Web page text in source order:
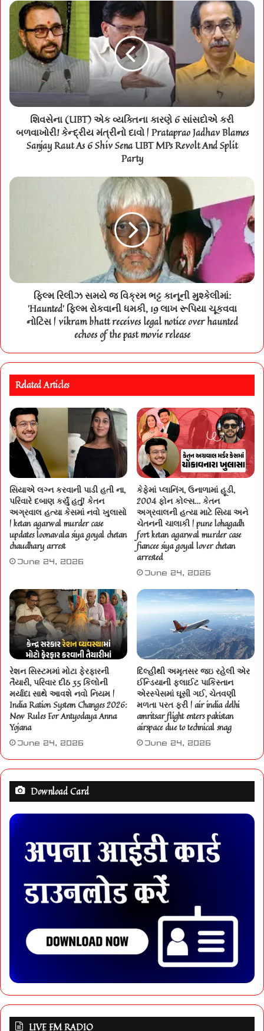
શિવસેના (UBT) એક વ્યક્તિના કારણે 6 સાંસદોએ કરી
બળવાખોરી! કેન્દ્રીય મંત્રીનો દાવો | Prataprao Jadhav Blames
Sanjay Raut As 6 Shiv Sena UBT MPs Revolt And Split
Party
ફિલ્મ રિલીઝ સમયે જ વિક્રમ ભટ્ટ કાનૂની મુશ્કેલીમાં:
'Haunted' ફિલ્મ રોકવાની ધમકી, 19 લાખ રૂપિયા ચૂકવવા
નોટિસ | vikram bhatt receives legal notice over haunted
echoes of the past movie release
Related Articles
સિયાએ લગ્ન કરવાની પાડી હતી ના,
પરિવારે દબાણ કર્યું હતું! કેતન
અગ્રવાલ હત્યા કેસમાં નવો ખુલાસો
| ketan agarwal murder case
updates loonavala siya goyal chetan
chaudhary arrest
June 24, 2026
કેફેમાં પ્લાનિંગ, ઉનાળામાં હૂડી,
2004 ફોન કોલ્સ… કેતન
અગ્રવાલની હત્યા માટે સિયા અને
ચેતનની ચાલાકી | pune lohagadh
fort ketan agarwal murder case
fiancee siya goyal lover chetan
arrested
June 24, 2026
રેશન સિસ્ટમમાં મોટા ફેરફારની
તૈયારી, પરિવાર દીઠ 35 કિલોની
મર્યાદા સાથે આવશે નવો નિયમ |
India Ration System Changes 2026:
New Rules For Antyodaya Anna
Yojana
June 24, 2026
દિલ્હીથી અમૃતસર જઇ રહેલી એર
ઈન્ડિયાની ફ્લાઈટ પાકિસ્તાન
એરસ્પેસમાં ઘૂસી ગઈ, ચેતવણી
મળતા પરત ફરી | air india delhi
amritsar flight enters pakistan
airspace due to technical snag
June 24, 2026
Download Card
LIVE FM RADIO